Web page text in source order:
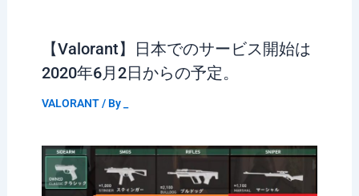
【Valorant】日本でのサービス開始は
2020年6月2日からの予定。
VALORANT/ By